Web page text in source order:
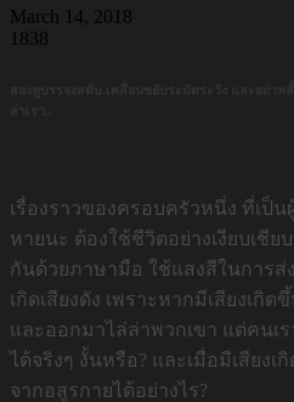
March 14, 2018
1838
เรื่องราวของครอบครัวหนึ่ง ที่เป็
หายนะ ต้องใช้ชีวิตอย่างเงียบเชีย
กันด้วยภาษามือ ใช้แสงสีในการ
เกิดเสียงดัง เพราะหากมีเสียงเกิ
และออกมาไล่ล่าพวกเขา แต่คนเร
ได้จริงๆ งั้นหรือ? และเมื่อมีเสียงเ
จากอสูรกายได้อย่างไร?